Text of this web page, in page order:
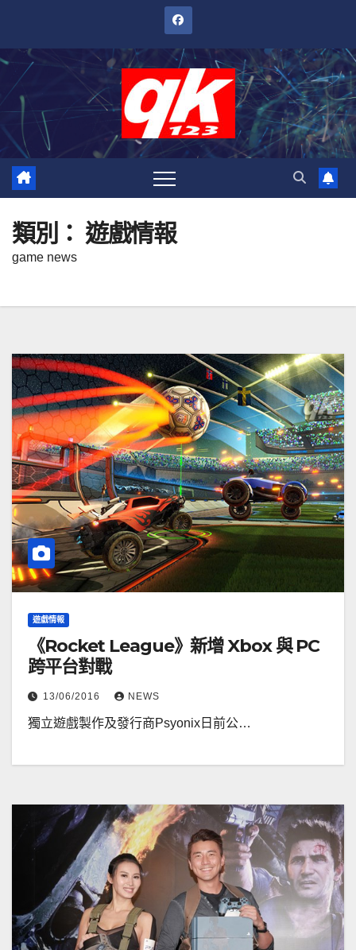
內
類別： 遊戲情報
game news
遊戲情報
《Rocket League》新增 Xbox 與 PC
跨平台對戰
13/06/2016 NEWS
獨立遊戲製作及發行商Psyonix日前公…